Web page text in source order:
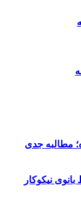
مطالبه جدی